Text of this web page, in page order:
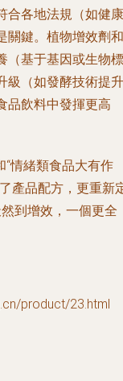
合各地法規（如健康
關鍵。植物增效劑和
（基于基因或生物標
級（如發酵技術提升
品飲料中發揮更高
“情緒類食品大有作
產品配方，更重新
到增效，一個更全
product/23.html